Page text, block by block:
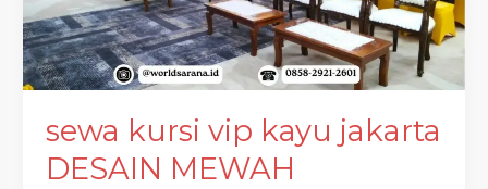
sewa kursi vip kayu jakarta
DESAIN MEWAH
MEWAH